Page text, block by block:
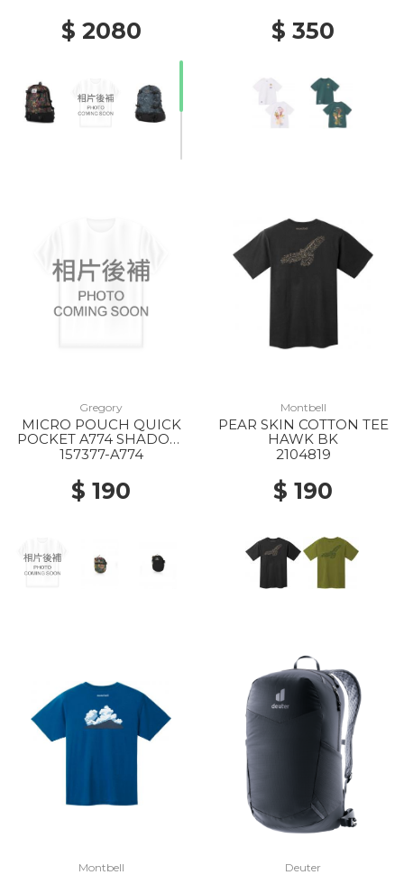
$ 2080 $ 350
Gregory
MICRO POUCH QUICK
POCKET A774 SHADOW
TAPESTRY
157377-A774
$ 190
Montbell
PEAR SKIN COTTON TEE
HAWK BK
2104819
$ 190
Montbell Deuter